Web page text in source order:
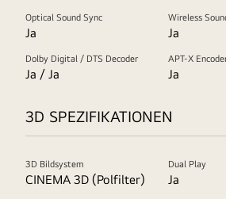
Optical Sound Sync
Ja
Wireless
Ja
Dolby Digital / DTS Decoder
Ja / Ja
APT-X
Ja
3D SPEZIFIKATIONEN
3D Bildsystem
CINEMA 3D (Polfilter)
Dual Play
Ja